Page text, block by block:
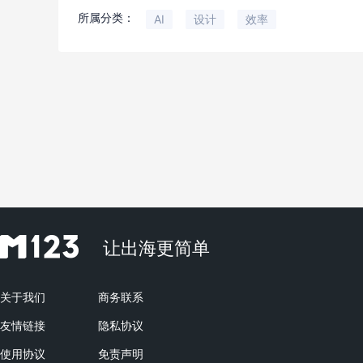
所属分类： AI 设计 效率
让出海更简单
关于我们 商务联系
友情链接 隐私协议
使用协议 免责声明